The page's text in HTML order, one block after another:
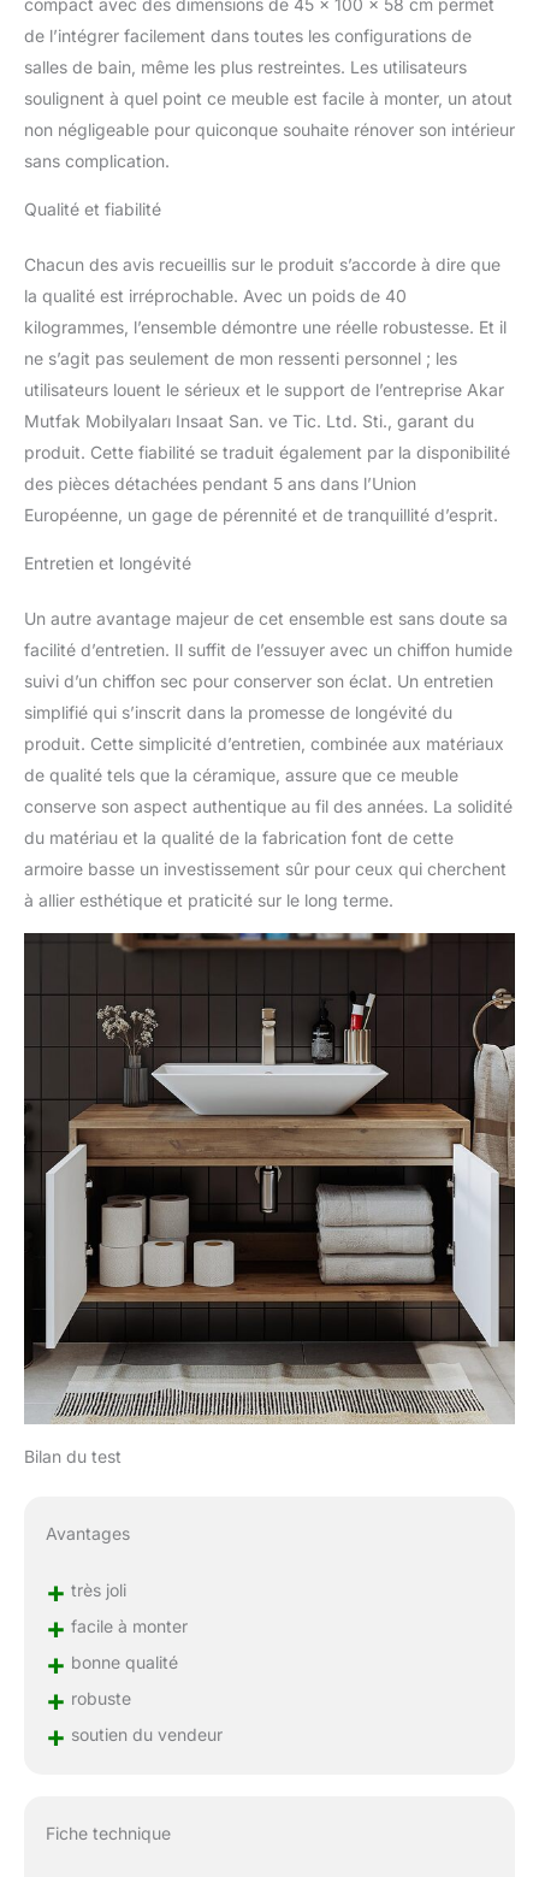
de l’intégrer facilement dans toutes les configurations de
salles de bain, même les plus restreintes. Les utilisateurs
soulignent à quel point ce meuble est facile à monter, un atout
non négligeable pour quiconque souhaite rénover son intérieur
sans complication.
Qualité et fiabilité
Chacun des avis recueillis sur le produit s’accorde à dire que
la qualité est irréprochable. Avec un poids de 40
kilogrammes, l’ensemble démontre une réelle robustesse. Et il
ne s’agit pas seulement de mon ressenti personnel ; les
utilisateurs louent le sérieux et le support de l’entreprise Akar
Mutfak Mobilyaları Insaat San. ve Tic. Ltd. Sti., garant du
produit. Cette fiabilité se traduit également par la disponibilité
des pièces détachées pendant 5 ans dans l’Union
Européenne, un gage de pérennité et de tranquillité d’esprit.
Entretien et longévité
Un autre avantage majeur de cet ensemble est sans doute sa
facilité d’entretien. Il suffit de l’essuyer avec un chiffon humide
suivi d’un chiffon sec pour conserver son éclat. Un entretien
simplifié qui s’inscrit dans la promesse de longévité du
produit. Cette simplicité d’entretien, combinée aux matériaux
de qualité tels que la céramique, assure que ce meuble
conserve son aspect authentique au fil des années. La solidité
du matériau et la qualité de la fabrication font de cette
armoire basse un investissement sûr pour ceux qui cherchent
à allier esthétique et praticité sur le long terme.
Bilan du test
Avantages
+ très joli
+ facile à monter
+ bonne qualité
+ robuste
+ soutien du vendeur
Fiche technique